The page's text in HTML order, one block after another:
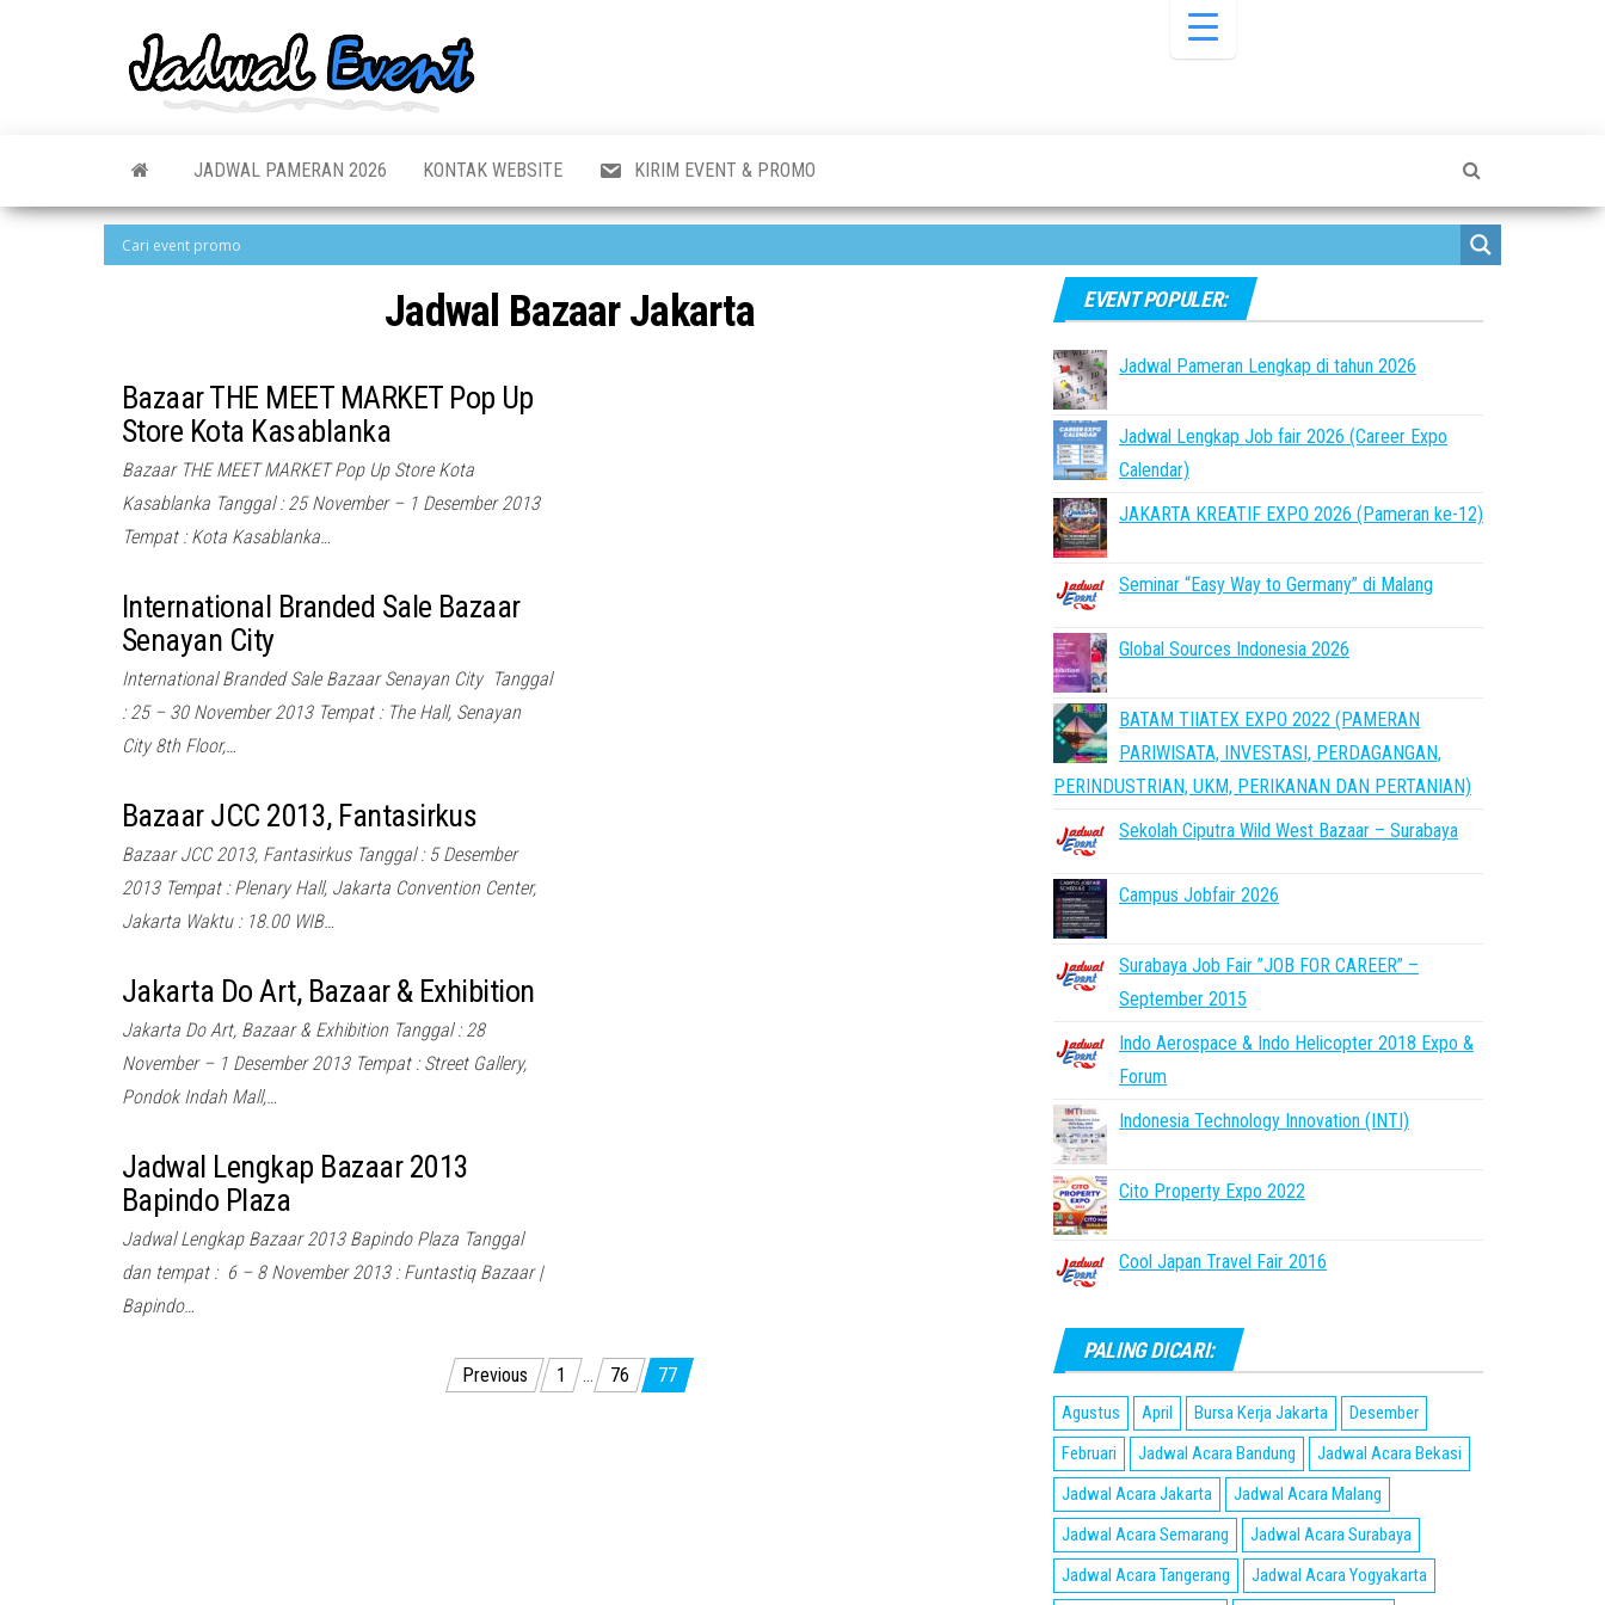
Pameran,
Acara &
Terbaru
Seminar,
Bazaar,
JADWAL PAMERAN 2026 KONTAK WEBSITE KIRIM EVENT & PROMO
Jadwal Bazaar Jakarta
Bazaar THE MEET MARKET Pop Up
Store Kota Kasablanka
Bazaar THE MEET MARKET Pop Up Store Kota
Kasablanka Tanggal : 25 November – 1 Desember 2013
Tempat : Kota Kasablanka…
International Branded Sale Bazaar
Senayan City
International Branded Sale Bazaar Senayan City Tanggal
: 25 – 30 November 2013 Tempat : The Hall, Senayan
City 8th Floor,…
Bazaar JCC 2013, Fantasirkus
Bazaar JCC 2013, Fantasirkus Tanggal : 5 Desember
2013 Tempat : Plenary Hall, Jakarta Convention Center,
Jakarta Waktu : 18.00 WIB…
Jakarta Do Art, Bazaar & Exhibition
Jakarta Do Art, Bazaar & Exhibition Tanggal : 28
November – 1 Desember 2013 Tempat : Street Gallery,
Pondok Indah Mall,…
Jadwal Lengkap Bazaar 2013
Bapindo Plaza
Jadwal Lengkap Bazaar 2013 Bapindo Plaza Tanggal
dan tempat : 6 – 8 November 2013 : Funtastiq Bazaar |
Bapindo…
Previous 1 … 76 77
EVENT POPULER:
Jadwal Pameran Lengkap di tahun 2026
Jadwal Lengkap Job fair 2026 (Career Expo
Calendar)
JAKARTA KREATIF EXPO 2026 (Pameran ke-12)
Seminar “Easy Way to Germany” di Malang
Global Sources Indonesia 2026
BATAM TIIATEX EXPO 2022 (PAMERAN
PARIWISATA, INVESTASI, PERDAGANGAN,
PERINDUSTRIAN, UKM, PERIKANAN DAN PERTANIAN)
Sekolah Ciputra Wild West Bazaar – Surabaya
Campus Jobfair 2026
Surabaya Job Fair ”JOB FOR CAREER” –
September 2015
Indo Aerospace & Indo Helicopter 2018 Expo &
Forum
Indonesia Technology Innovation (INTI)
Cito Property Expo 2022
Cool Japan Travel Fair 2016
PALING DICARI:
Agustus April Bursa Kerja Jakarta
Desember
Februari
Jadwal Acara Bandung
Jadwal Acara Bekasi
Jadwal Acara Jakarta
Jadwal Acara Malang
Jadwal Acara Semarang
Jadwal Acara Surabaya
Jadwal Acara Tangerang
Jadwal Acara Yogyakarta